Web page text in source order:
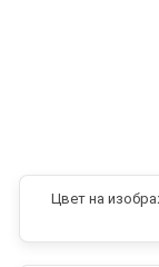
Цвет на